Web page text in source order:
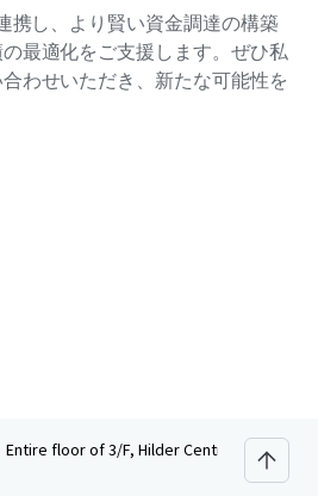
携し、より賢い資金調達の構築
最適化をご支援します。ぜひ私
わせいただき、新たな可能性を
Entire floor of 3/F, Hilder Centre